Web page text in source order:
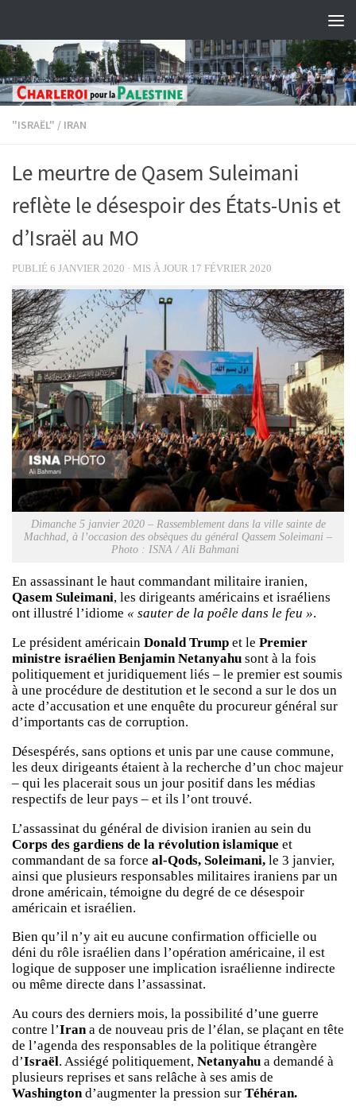
"ISRAËL" / IRAN
Le meurtre de Qasem Suleimani
reflète le désespoir des États-Unis et
d’Israël au MO
PUBLIÉ 6 JANVIER 2020 · MIS À JOUR 17 FÉVRIER 2020
Dimanche 5 janvier 2020 – Rassemblement dans la ville sainte de
Machhad, à l’occasion des obsèques du général Qassem Soleimani –
Photo : ISNA / Ali Bahmani
En assassinant le haut commandant militaire iranien,
Qasem Suleimani, les dirigeants américains et israéliens
ont illustré l’idiome « sauter de la poêle dans le feu ».
Le président américain Donald Trump et le Premier
ministre israélien Benjamin Netanyahu sont à la fois
politiquement et juridiquement liés – le premier est soumis
à une procédure de destitution et le second a sur le dos un
acte d’accusation et une enquête du procureur général sur
d’importants cas de corruption.
Désespérés, sans options et unis par une cause commune,
les deux dirigeants étaient à la recherche d’un choc majeur
– qui les placerait sous un jour positif dans les médias
respectifs de leur pays – et ils l’ont trouvé.
L’assassinat du général de division iranien au sein du
Corps des gardiens de la révolution islamique et
commandant de sa force al-Qods, Soleimani, le 3 janvier,
ainsi que plusieurs responsables militaires iraniens par un
drone américain, témoigne du degré de ce désespoir
américain et israélien.
Bien qu’il n’y ait eu aucune confirmation officielle ou
déni du rôle israélien dans l’opération américaine, il est
logique de supposer une implication israélienne indirecte
ou même directe dans l’assassinat.
Au cours des derniers mois, la possibilité d’une guerre
contre l’Irana de nouveau pris de l’élan, se plaçant en tête
de l’agenda des responsables de la politique étrangère
d’Israël. Assiégé politiquement, Netanyahu a demandé à
plusieurs reprises et sans relâche à ses amis de
Washingtond’augmenter la pression sur Téhéran.